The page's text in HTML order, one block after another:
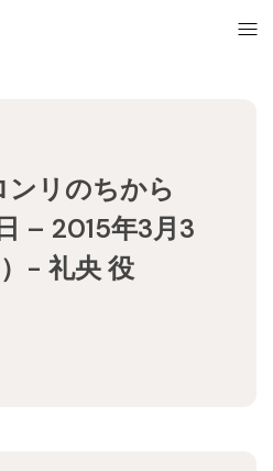
News
ンリのちから
– 2015年3月3
- 礼央 役